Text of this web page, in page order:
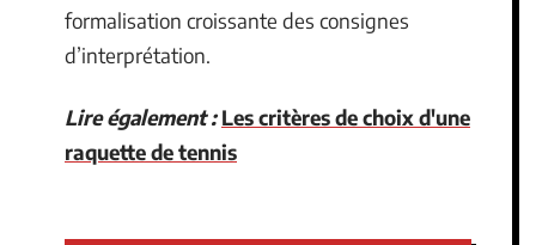
formalisation croissante des consignes
d’interprétation.
Lire également : Les critères de choix d'une
raquette de tennis